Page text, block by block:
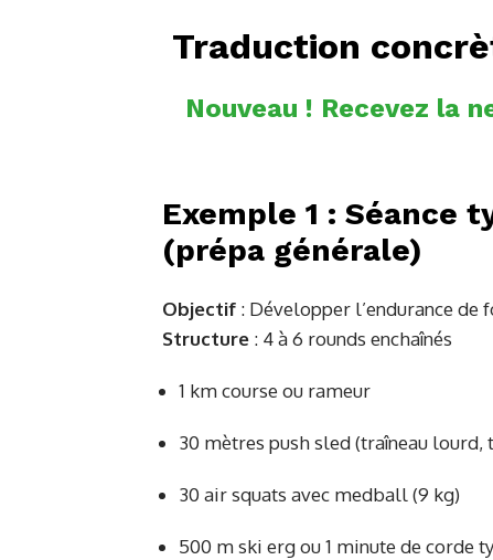
Traduction
Nouveau ! Recevez la
Exemple 1 : Séance
(prépa générale)
Objectif : Développer l’endurance
Structure : 4 à 6 rounds enchaînés
1 km course ou rameur
30 mètres push sled (traîneau lourd,
30 air squats avec medball (9 kg)
500 m ski erg ou 1 minute de corde